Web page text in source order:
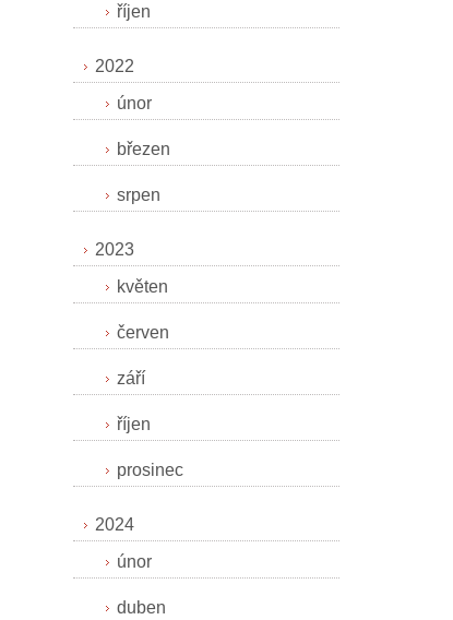
říjen
2022
únor
březen
srpen
2023
květen
červen
září
říjen
prosinec
2024
únor
duben